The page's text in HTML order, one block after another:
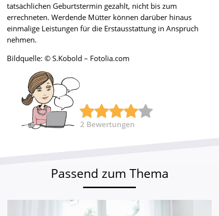
tatsächlichen Geburtstermin gezahlt, nicht bis zum
errechneten. Werdende Mütter können darüber hinaus
einmalige Leistungen für die Erstausstattung in Anspruch
nehmen.
Bildquelle: © S.Kobold – Fotolia.com
2 Bewertungen
Passend zum Thema